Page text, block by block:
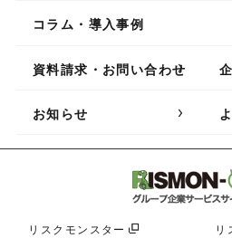
職種別研修プログラム
コンプライアンス研修シリーズ
Microsoft Office 研修シリーズ
新入社員／内定者研修シリーズ
若手社員研修シリーズ
eラーニング
Webセミナー
社員研修ポータル
社員研修における課題
研修講師派遣サービス
オリジナルeラーニングサービス
ご利用料金
お申し込み方法
コラム・導入事例
コラム・導入事例
お役立ちコラム
導入事例
サービスレベル合意書
資料請求・お問い合わせ
お知らせ
リスクモンスター リ